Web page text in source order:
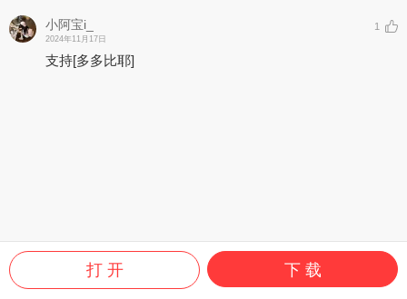
小阿宝i_
2024年11月17日
1
支持[多多比耶]
打 开 下 载